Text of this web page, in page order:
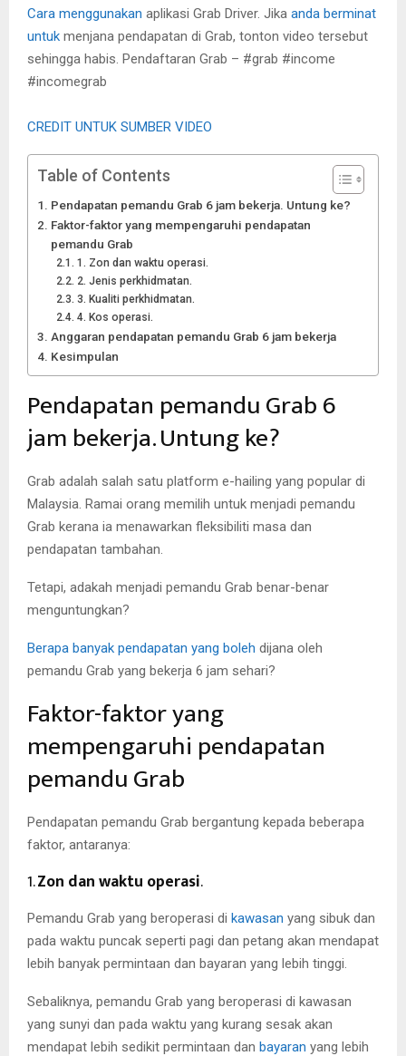
Cara menggunakan aplikasi Grab Driver. Jika anda berminat
untuk menjana pendapatan di Grab, tonton video tersebut
sehingga habis. Pendaftaran Grab – #grab #income
#incomegrab
CREDIT UNTUK SUMBER VIDEO
Table of Contents
Pendapatan pemandu Grab 6 jam bekerja. Untung ke?
Faktor-faktor yang mempengaruhi pendapatan
pemandu Grab
1. Zon dan waktu operasi.
2. Jenis perkhidmatan.
3. Kualiti perkhidmatan.
4. Kos operasi.
Anggaran pendapatan pemandu Grab 6 jam bekerja
Kesimpulan
Pendapatan pemandu Grab 6
jam bekerja. Untung ke?
Grab adalah salah satu platform e-hailing yang popular di
Malaysia. Ramai orang memilih untuk menjadi pemandu
Grab kerana ia menawarkan fleksibiliti masa dan
pendapatan tambahan.
Tetapi, adakah menjadi pemandu Grab benar-benar
menguntungkan?
Berapa banyak pendapatan yang boleh dijana oleh
pemandu Grab yang bekerja 6 jam sehari?
Faktor-faktor yang
mempengaruhi pendapatan
pemandu Grab
Pendapatan pemandu Grab bergantung kepada beberapa
faktor, antaranya:
1.Zon dan waktu operasi.
Pemandu Grab yang beroperasi di kawasan yang sibuk dan
pada waktu puncak seperti pagi dan petang akan mendapat
lebih banyak permintaan dan bayaran yang lebih tinggi.
Sebaliknya, pemandu Grab yang beroperasi di kawasan
yang sunyi dan pada waktu yang kurang sesak akan
mendapat lebih sedikit permintaan dan bayaran yang lebih